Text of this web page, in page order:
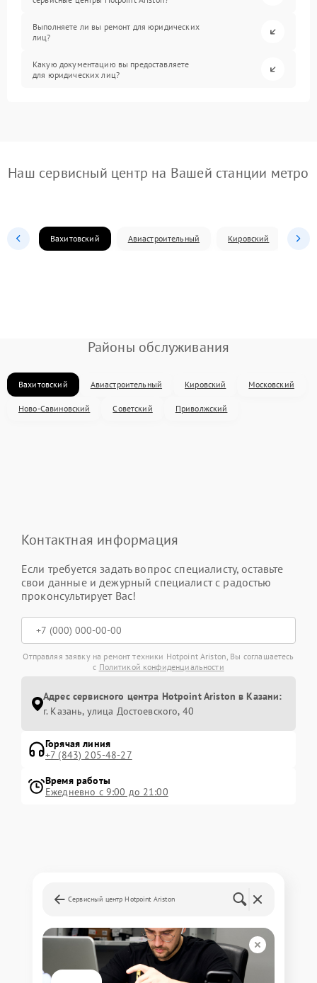
Выполняете ли вы ремонт для юридических
лиц?
Какую документацию вы предоставляете
для юридических лиц?
Наш сервисный центр на Вашей станции метро
Вахитовский Авиастроительный Кировский
Районы обслуживания
Вахитовский Авиастроительный Кировский Московский
Ново-Савиновский Советский Приволжский
Контактная информация
Если требуется задать вопрос специалисту, оставьте
свои данные и дежурный специалист с радостью
проконсультирует Вас!
Отправляя заявку на ремонт техники Hotpoint Ariston, Вы соглашаетесь
с Политикой конфиденциальности
Адрес сервисного центра Hotpoint Ariston в Казани:
г. Казань, улица Достоевского, 40
Горячая линия
+7 (843) 205-48-27
Время работы
Ежедневно с 9:00 до 21:00
Сервисный центр Hotpoint Ariston